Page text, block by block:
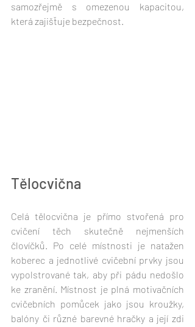
samozřejmě s omezenou kapacitou,
která zajišťuje bezpečnost.
Tělocvična
Celá tělocvična je přímo stvořená pro
cvičení těch skutečně nejmenších
človíčků. Po celé místnosti je natažen
koberec a jednotlivé cvičební prvky jsou
vypolstrované tak, aby při pádu nedošlo
ke zranění. Místnost je plná motivačních
cvičebních pomůcek jako jsou kroužky,
balóny či různé barevné hračky a její zdi